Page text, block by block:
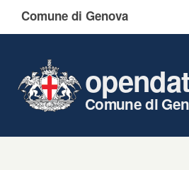
Comune di Genova
Comune di